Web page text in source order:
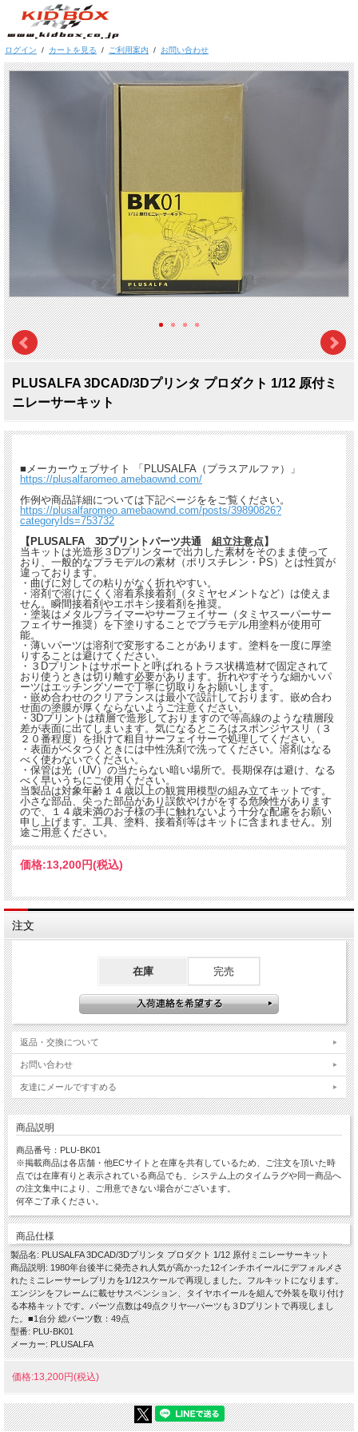
ログイン / カートを見る / ご利用案内 / お問い合わせ
PLUSALFA 3DCAD/3Dプリンタ プロダクト 1/12 原付ミ
ニレーサーキット
■メーカーウェブサイト 「PLUSALFA（プラスアルファ）」
https://plusalfaromeo.amebaownd.com/
作例や商品詳細については下記ページををご覧ください。
https://plusalfaromeo.amebaownd.com/posts/39890826?
categoryIds=753732
【PLUSALFA 3Dプリントパーツ共通 組立注意点】
当キットは光造形３Dプリンターで出力した素材をそのまま使って
おり、一般的なプラモデルの素材（ポリスチレン・PS）とは性質が
違っております。
・曲げに対しての粘りがなく折れやすい。
・溶剤で溶けにくく溶着系接着剤（タミヤセメントなど）は使えま
せん。瞬間接着剤やエポキシ接着剤を推奨。
・塗装はメタルプライマーやサーフェイサー（タミヤスーパーサー
フェイサー推奨）を下塗りすることでプラモデル用塗料が使用可
能。
・薄いパーツは溶剤で変形することがあります。塗料を一度に厚塗
りすることは避けてください。
・３Dプリントはサポートと呼ばれるトラス状構造材で固定されて
おり使うときは切り離す必要があります。折れやすそうな細かいパ
ーツはエッチングソーで丁寧に切取りをお願いします。
・嵌め合わせのクリアランスは最小で設計しております。嵌め合わ
せ面の塗膜が厚くならないようご注意ください。
・3Dプリントは積層で造形しておりますので等高線のような積層段
差が表面に出てしまいます。気になるところはスポンジヤスリ（３
２０番程度）を掛けて粗目サーフェイサーで処理してください。
・表面がベタつくときには中性洗剤で洗ってください。溶剤はなる
べく使わないでください。
・保管は光（UV）の当たらない暗い場所で。長期保存は避け、なる
べく早いうちにご使用ください。
当製品は対象年齢１４歳以上の観賞用模型の組み立てキットです。
小さな部品、尖った部品があり誤飲やけがをする危険性があります
ので、１４歳未満のお子様の手に触れないよう十分な配慮をお願い
申し上げます。工具、塗料、接着剤等はキットに含まれません。別
途ご用意ください。
価格:13,200円(税込)
注文
在庫 完売
返品・交換について
お問い合わせ
友達にメールですすめる
商品説明
商品番号：PLU-BK01
※掲載商品は各店舗・他ECサイトと在庫を共有しているため、ご注文を頂いた時
点では在庫有りと表示されている商品でも、システム上のタイムラグや同一商品へ
の注文集中により、ご用意できない場合がございます。
何卒ご了承ください。
商品仕様
製品名: PLUSALFA 3DCAD/3Dプリンタ プロダクト 1/12 原付ミニレーサーキット
商品説明: 1980年台後半に発売され人気が高かった12インチホイールにデフォルメさ
れたミニレーサーレプリカを1/12スケールで再現しました。フルキットになります。
エンジンをフレームに載せサスペンション、タイヤホイールを組んで外装を取り付け
る本格キットです。パーツ点数は49点クリヤ―パーツも３Dプリントで再現しまし
た。■1台分 総バーツ数：49点
型番: PLU-BK01
メーカー: PLUSALFA
価格:13,200円(税込)